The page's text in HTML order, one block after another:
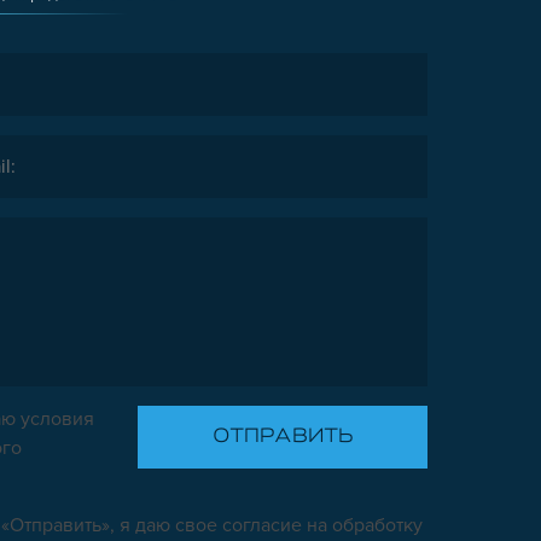
условия
я даю свое согласие на обработку